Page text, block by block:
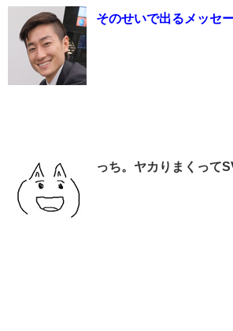
そのせいで出るメッセ
っち。ヤカりまくって